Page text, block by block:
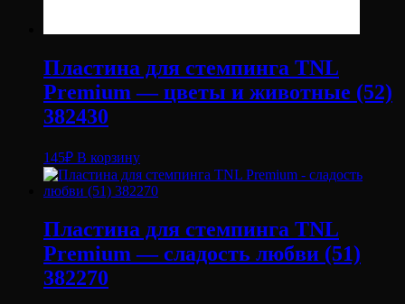
Пластина для стемпинга TNL
Premium — цветы и животные (52)
382430
145₽ В корзину
Пластина для стемпинга TNL
Premium — сладость любви (51)
382270